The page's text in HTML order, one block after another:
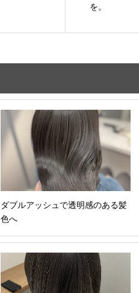
を。
ダブルアッシュで透明感のある髪
色へ